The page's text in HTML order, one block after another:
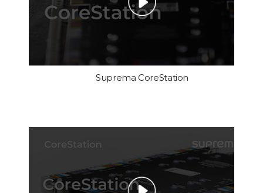
Suprema CoreStation